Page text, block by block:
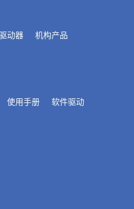
动器
机构产品
使用手册 软件驱动